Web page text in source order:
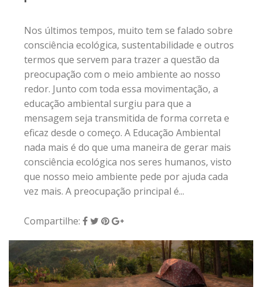
vez mais. A preocupação principal é...
Compartilhe:
15 de junho de 2017 | 0
VIAJANDO
Responsabilidade ambiental no
atenção e responsabilidade com a natureza. Por
isso, reunimos algumas dicas hoje para você
curtir esse momento maravilhoso sem agredir o